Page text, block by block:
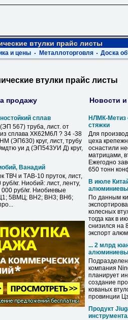
втулки прайс листы
и цены Металлоторговля Доска
втулки прайс листы
продажу
сплав
567) труба, лист. от
из сплава ХК62М6Л ? 34 -38
(ЭП630) круг, лист, трубу
уи д (ЭП543УИ Д) круг,
Ванадий
ТВЧ и ТАВ-10 пруток, лист,
кг. Ниобий: лист, ленту,
000 руб/кг. Ниобиевые
5ВМЦ; ВН2; ВН3; ВН6;
Новости
НЛМК-Метиз
стяжки
Для
цеха
оснастили
матрицами,
Ежегодно
650 тонн
В июле
По данным
колесных
тогда как в
снизился на
экспорт
... 2 млрд
компания
планирует
создание
кованых
провинции
Продукт